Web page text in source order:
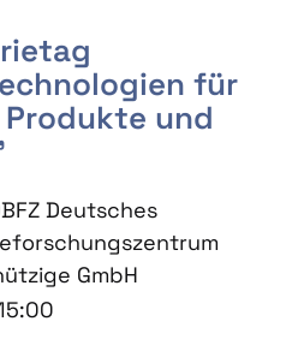
für
und
Deutsches
GmbH